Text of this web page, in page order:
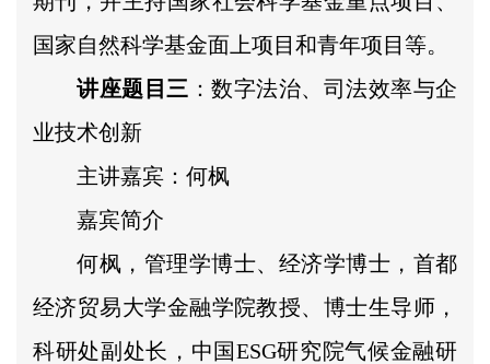
国家自然科学基金面上项目和青年项目等。
讲座题目三 ：数字法治、司法效率与企
业技术创新
主讲嘉宾：何枫
嘉宾简介
何枫，管理学博士、经济学博士，首都
经济贸易大学金融学院教授、博士生导师，
科研处副处长，中国ESG研究院气候金融研